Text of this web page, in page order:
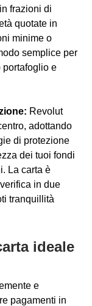
frazioni di
quotate in
minime o
semplice per
portafoglio e
Revolut
adottando
di protezione
dei tuoi fondi
La carta è
in due
tranquillità
ideale
e
pagamenti in